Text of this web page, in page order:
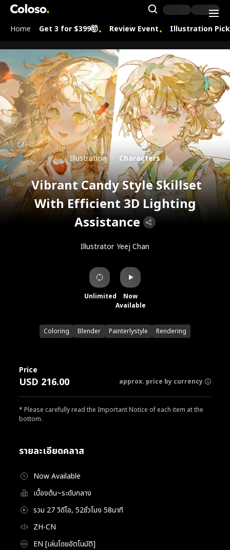
Coloso.
Search
Home Get 3 for $399🤯 Review Event Illustration
Vibrant Candy Style Skillset
With Efficient 3D Lighting
Assistance
Illustrator Yeej Chan
Illustration Characters
Unlimited
Now
Available
Coloring Blender Painterlystyle Rendering
รายละเอียดคลาส
Now Available
เบื้องต้น~ระดับกลาง
รวม 27 วิดีโอ, 52ชั่วโมง 58นาที
ZH-CN
EN [เล่นโดยอัตโนมัติ]
Price
USD 216.00 approx. price by currency
* Please carefully read the Important Notice of each item at the
bottom.